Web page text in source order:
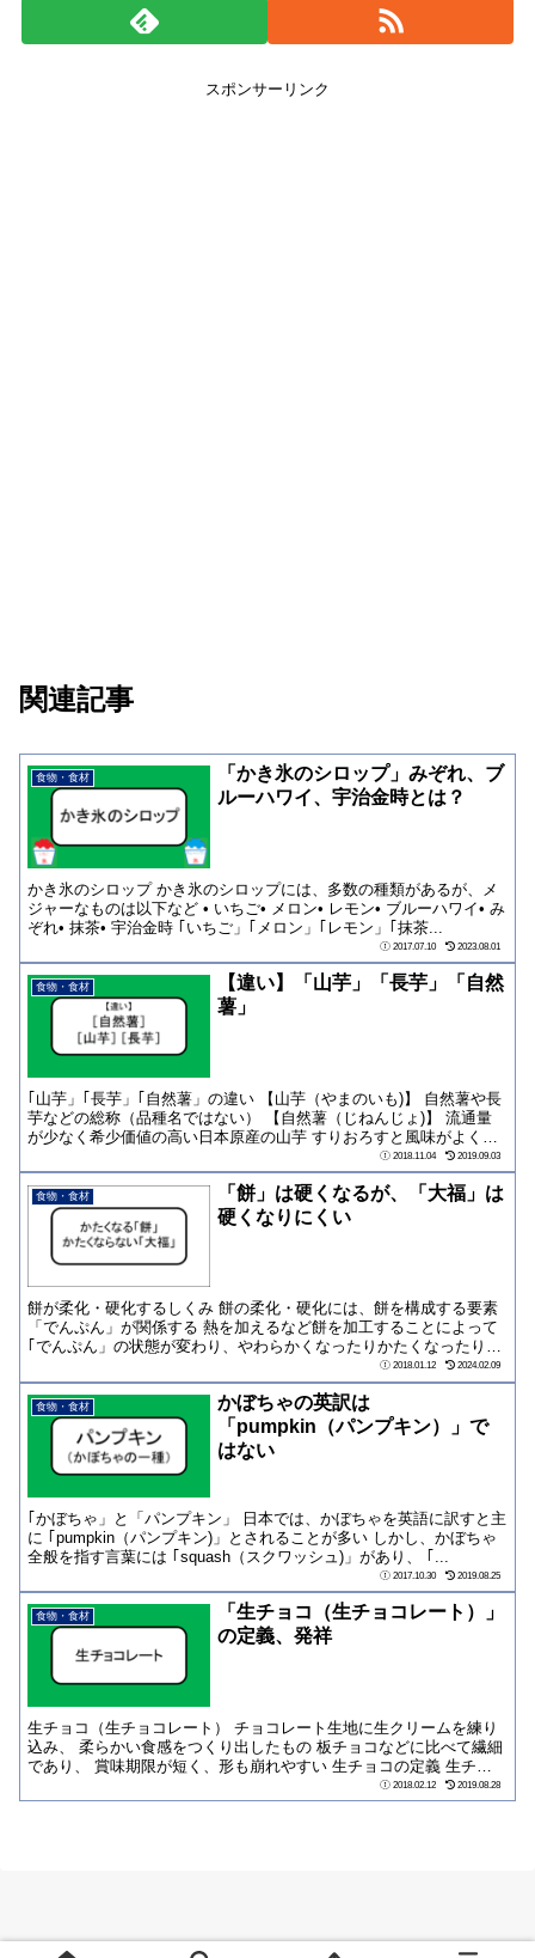
スポンサーリンク
関連記事
食物・食材
「かき氷のシロップ」みぞれ、ブ
ルーハワイ、宇治金時とは？
かき氷のシロップ かき氷のシロップには、多数の種類があるが、メ
ジャーなものは以下など • いちご• メロン• レモン• ブルーハワイ• み
ぞれ• 抹茶• 宇治金時 ｢いちご」｢メロン」｢レモン」｢抹茶...
2017.07.10 2023.08.01
食物・食材
【違い】「山芋」「長芋」「自然
薯」
｢山芋」｢長芋」｢自然薯」の違い 【山芋（やまのいも)】 自然薯や長
芋などの総称（品種名ではない） 【自然薯（じねんじょ)】 流通量
が少なく希少価値の高い日本原産の山芋 すりおろすと風味がよく、
2018.11.04 2019.09.03
食物・食材
「餅」は硬くなるが、「大福」は
硬くなりにくい
餅が柔化・硬化するしくみ 餅の柔化・硬化には、餅を構成する要素
「でんぷん」が関係する 熱を加えるなど餅を加工することによって
｢でんぷん」の状態が変わり、やわらかくなったりかたくなったりす
2018.01.12 2024.02.09
食物・食材
かぼちゃの英訳は
「pumpkin（パンプキン）」で
はない
｢かぼちゃ」と「パンプキン」 日本では、かぼちゃを英語に訳すと主
に ｢pumpkin（パンプキン)」とされることが多い しかし、かぼちゃ
全般を指す言葉には ｢squash（スクワッシュ)」があり、 ｢...
2017.10.30 2019.08.25
食物・食材
「生チョコ（生チョコレート）」
の定義、発祥
生チョコ（生チョコレート） チョコレート生地に生クリームを練り
込み、 柔らかい食感をつくり出したもの 板チョコなどに比べて繊細
であり、 賞味期限が短く、形も崩れやすい 生チョコの定義 生チョ
2018.02.12 2019.08.28